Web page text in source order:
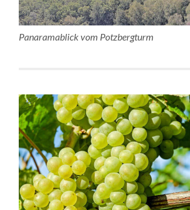
Panaramablick vom Potzbergturm